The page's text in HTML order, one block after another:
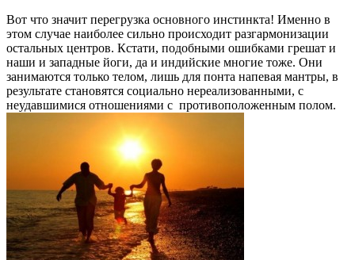
Вот что значит перегрузка основного инстинкта! Именно в
этом случае наиболее сильно происходит разгармонизации
остальных центров. Кстати, подобными ошибками грешат и
наши и западные йоги, да и индийские многие тоже. Они
занимаются только телом, лишь для понта напевая мантры, в
результате становятся социально нереализованными, с
неудавшимися отношениями с противоположенным полом.